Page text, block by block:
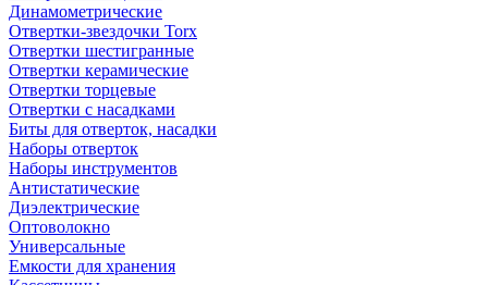
Динамометрические
Отвертки-звездочки Torx
Отвертки шестигранные
Отвертки керамические
Отвертки торцевые
Отвертки с насадками
Биты для отверток, насадки
Наборы отверток
Наборы инструментов
Антистатические
Диэлектрические
Оптоволокно
Универсальные
Емкости для хранения